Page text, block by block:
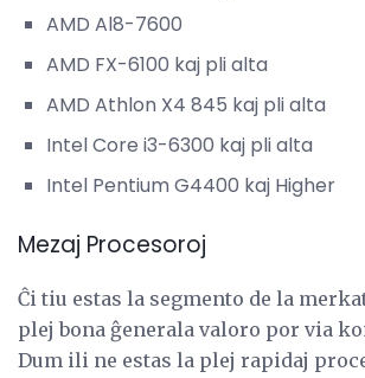
AMD Al8-7600
AMD FX-6100 kaj pli alta
AMD Athlon X4 845 kaj pli alta
Intel Core i3-6300 kaj pli alta
Intel Pentium G4400 kaj Higher
Mezaj Procesoroj
Ĉi tiu estas la segmento de la
plej bona ĝenerala valoro por via
Dum ili ne estas la plej rapidaj